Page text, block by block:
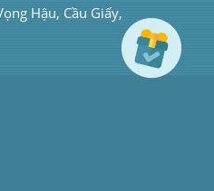
Hậu, Cầu Giấy,